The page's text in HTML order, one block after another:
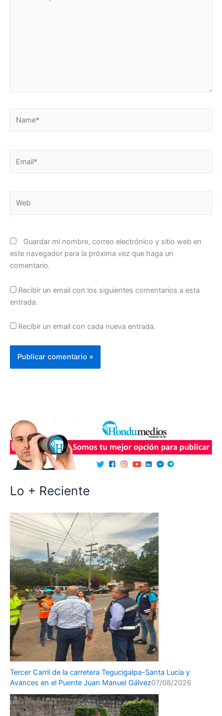
Guardar mi nombre, correo electrónico y sitio web en
este navegador para la próxima vez que haga un
comentario.
Recibir un email con los siguientes comentarios a esta
entrada.
Recibir un email con cada nueva entrada.
Lo + Reciente
Tercer Carril de la carretera Tegucigalpa-Santa Lucía y
Avances en el Puente Juan Manuel Gálvez07/08/2026